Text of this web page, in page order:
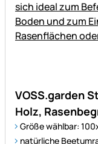
VOSS.garden
Holz,
Größe wählbar:
natürliche